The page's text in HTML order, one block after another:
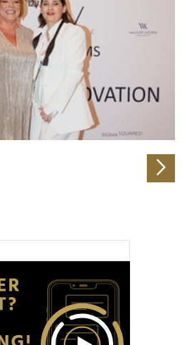
um Inhalte und Anzeigen zu
für soziale Medien anbieten
auf unsere Website zu
wir Informationen zu Ihrer
an unsere Partner für
und Analysen weiter. Unsere
möglicherweise mit
die Sie ihnen bereitgestellt